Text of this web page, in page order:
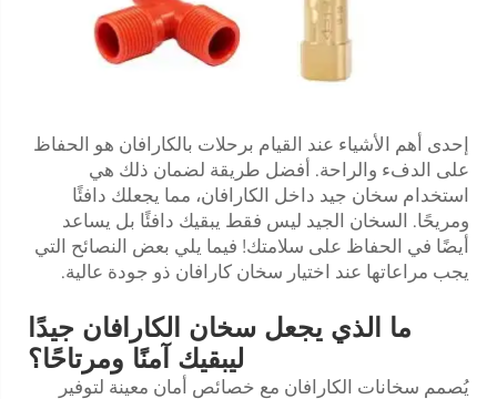
إحدى أهم الأشياء عند القيام برحلات بالكارافان هو الحفاظ
على الدفء والراحة. أفضل طريقة لضمان ذلك هي
استخدام سخان جيد داخل الكارافان، مما يجعلك دافئًا
ومريحًا. السخان الجيد ليس فقط يبقيك دافئًا بل يساعد
أيضًا في الحفاظ على سلامتك! فيما يلي بعض النصائح التي
يجب مراعاتها عند اختيار سخان كارافان ذو جودة عالية.
ما الذي يجعل سخان الكارافان جيدًا
ليبقيك آمنًا ومرتاحًا؟
يُصمم سخانات الكارافان مع خصائص أمان معينة لتوفير